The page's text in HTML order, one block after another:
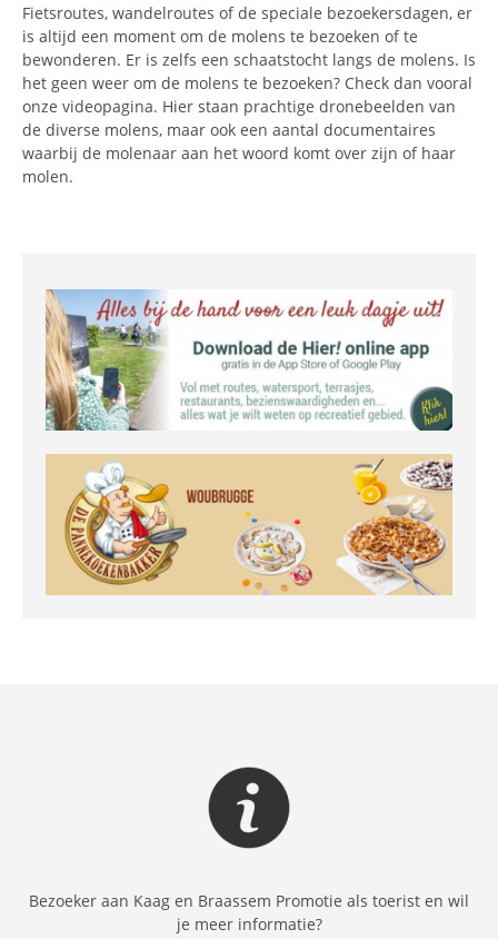
Fietsroutes, wandelroutes of de speciale bezoekersdagen, er
is altijd een moment om de molens te bezoeken of te
bewonderen. Er is zelfs een schaatstocht langs de molens. Is
het geen weer om de molens te bezoeken? Check dan vooral
onze videopagina. Hier staan prachtige dronebeelden van
de diverse molens, maar ook een aantal documentaires
waarbij de molenaar aan het woord komt over zijn of haar
molen.
Bezoeker aan Kaag en Braassem Promotie als toerist en wil
je meer informatie?